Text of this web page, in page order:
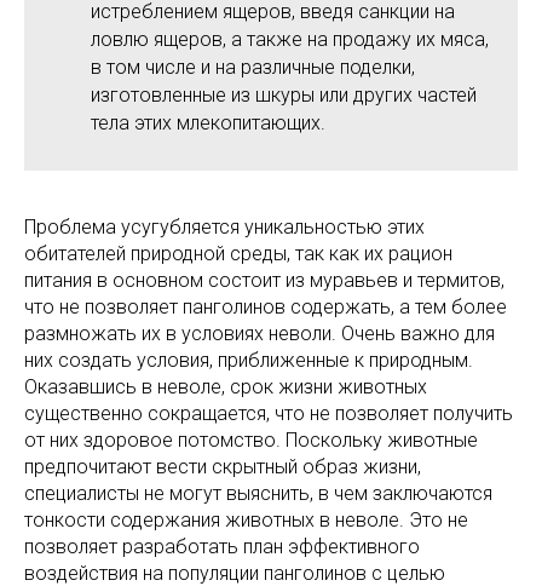
истреблением ящеров, введя санкции на
ловлю ящеров, а также на продажу их мяса,
в том числе и на различные поделки,
изготовленные из шкуры или других частей
тела этих млекопитающих.
Проблема усугубляется уникальностью этих
обитателей природной среды, так как их рацион
питания в основном состоит из муравьев и термитов,
что не позволяет панголинов содержать, а тем более
размножать их в условиях неволи. Очень важно для
них создать условия, приближенные к природным.
Оказавшись в неволе, срок жизни животных
существенно сокращается, что не позволяет получить
от них здоровое потомство. Поскольку животные
предпочитают вести скрытный образ жизни,
специалисты не могут выяснить, в чем заключаются
тонкости содержания животных в неволе. Это не
позволяет разработать план эффективного
воздействия на популяции панголинов с целью